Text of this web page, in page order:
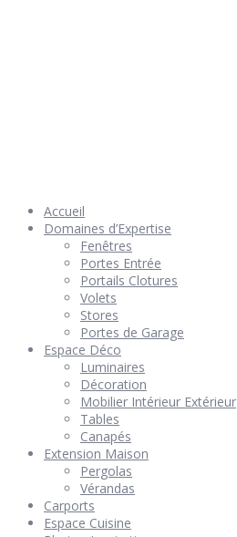
Accueil
Domaines d’Expertise
Fenêtres
Portes Entrée
Portails Clotures
Volets
Stores
Portes de Garage
Espace Déco
Luminaires
Décoration
Mobilier Intérieur Extérieur
Tables
Canapés
Extension Maison
Pergolas
Vérandas
Carports
Espace Cuisine